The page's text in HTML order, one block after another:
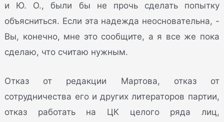
и Ю. О., были бы не прочь сделать попытку
объясниться. Если эта надежда неосновательна, -
Вы, конечно, мне это сообщите, а я все же пока
сделаю, что считаю нужным.
Отказ от редакции Мартова, отказ от
сотрудничества его и других литераторов партии,
отказ работать на ЦК целого ряда лиц,